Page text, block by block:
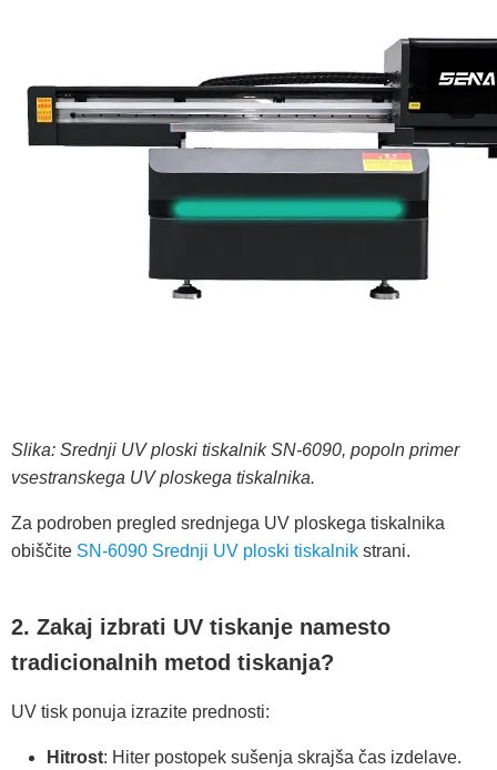
Slika: Srednji UV ploski tiskalnik SN-6090, popoln primer
vsestranskega UV ploskega tiskalnika.
Za podroben pregled srednjega UV ploskega tiskalnika
obiščite SN-6090 Srednji UV ploski tiskalnik strani.
2. Zakaj izbrati UV tiskanje namesto
tradicionalnih metod tiskanja?
UV tisk ponuja izrazite prednosti:
Hitrost: Hiter postopek sušenja skrajša čas izdelave.